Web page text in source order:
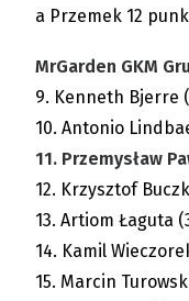
a Przemek 12
MrGarden GKM
9. Kenneth Bjerre
10. Antonio
11. Przemysław
12. Krzysztof
13. Artiom Łaguta
14. Kamil
15. Marcin